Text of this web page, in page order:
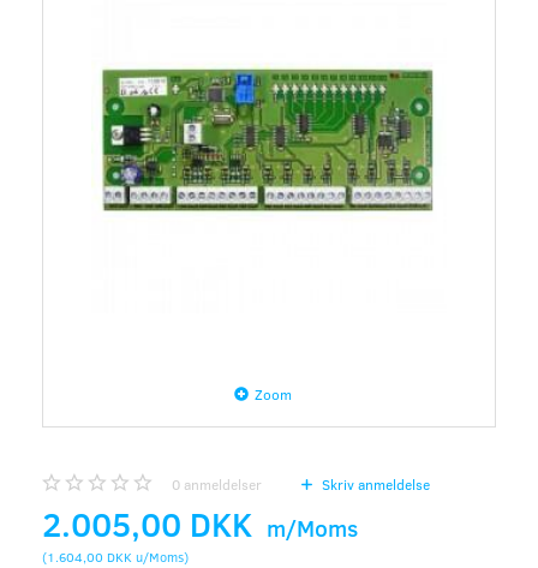
Zoom
0 anmeldelser Skriv anmeldelse
2.005,00 DKK m/Moms
(1.604,00 DKK u/Moms)